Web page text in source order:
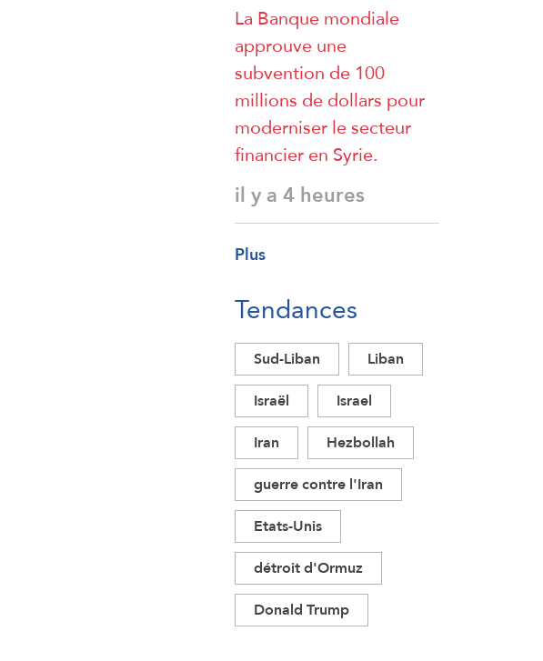
La Banque mondiale
approuve une
subvention de 100
millions de dollars pour
moderniser le secteur
financier en Syrie.
il y a 4 heures
Plus
Tendances
Sud-Liban
Liban
Israël
Israel
Iran
Hezbollah
guerre contre l'Iran
Etats-Unis
détroit d'Ormuz
Donald Trump